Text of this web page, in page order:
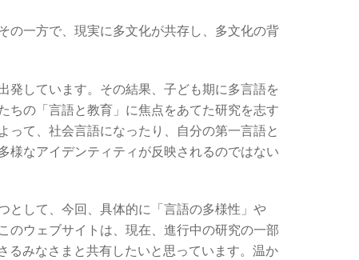
の一方で、現実に多文化が共存し、多文化の背
発しています。その結果、子ども期に多言語を
ちの「言語と教育」に焦点をあてた研究を志す
って、社会言語になったり、自分の第一言語と
様なアイデンティティが反映されるのではない
として、今回、具体的に「言語の多様性」や
のウェブサイトは、現在、進行中の研究の一部
るみなさまと共有したいと思っています。温か